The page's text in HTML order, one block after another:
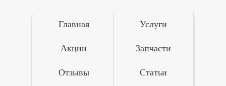
Главная
Акции
Услуги
Запчасти
Отзывы Статьи